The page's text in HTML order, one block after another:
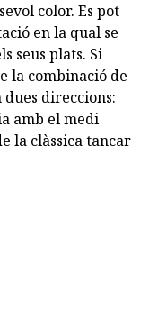
color. Es pot
en la qual se
seus plats. Si
la combinació de
direccions:
amb el medi
la clàssica tancar